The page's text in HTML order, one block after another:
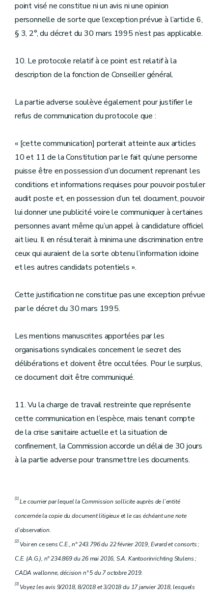
point visé ne constitue ni un avis ni une opinion
personnelle de sorte que l’exception prévue à l’article 6,
§ 3, 2°, du décret du 30 mars 1995 n’est pas applicable.
10. Le protocole relatif à ce point est relatif à la
description de la fonction de Conseiller général.
La partie adverse soulève également pour justifier le
refus de communication du protocole que :
« [cette communication] porterait atteinte aux articles
10 et 11 de la Constitution par le fait qu’une personne
puisse être en possession d’un document reprenant les
conditions et informations requises pour pouvoir postuler
audit poste et, en possession d’un tel document, pouvoir
lui donner une publicité voire le communiquer à certaines
personnes avant même qu’un appel à candidature officiel
ait lieu. Il en résulterait à minima une discrimination entre
ceux qui auraient de la sorte obtenu l’information idoine
et les autres candidats potentiels ».
Cette justification ne constitue pas une exception prévue
par le décret du 30 mars 1995.
Les mentions manuscrites apportées par les
organisations syndicales concernent le secret des
délibérations et doivent être occultées. Pour le surplus,
ce document doit être communiqué.
11. Vu la charge de travail restreinte que représente
cette communication en l’espèce, mais tenant compte
de la crise sanitaire actuelle et la situation de
confinement, la Commission accorde un délai de 30 jours
à la partie adverse pour transmettre les documents.
[1]Le courrier par lequel la Commission sollicite auprès de l’entité
concernée la copie du document litigieux et le cas échéant une note
d’observation.
[2]Voir en ce sens C.E., n° 243.796 du 22 février 2019, Evrard et consorts ;
C.E. (A.G.), n° 234.869 du 26 mai 2016, S.A. Kantoorinrichting Stulens ;
CADA wallonne, décision n° 5 du 7 octobre 2019.
[3]Voyez les avis 9/2018, 8/2018 et 3/2018 du 17 janvier 2018, lesquels